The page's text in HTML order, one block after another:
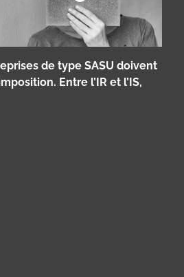
de type SASU doivent
Entre l’IR et l’IS,